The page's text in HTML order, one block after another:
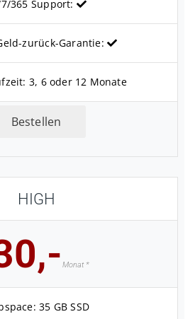
365 Support:
zurück-Garantie:
3, 6 oder 12 Monate
Bestellen
HIGH
Monat *
35 GB SSD